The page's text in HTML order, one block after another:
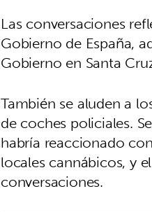
Las conversaciones
Gobierno de España,
Gobierno en Santa
También se aluden a
de coches policiales.
habría reaccionado
locales cannábicos, y
conversaciones.